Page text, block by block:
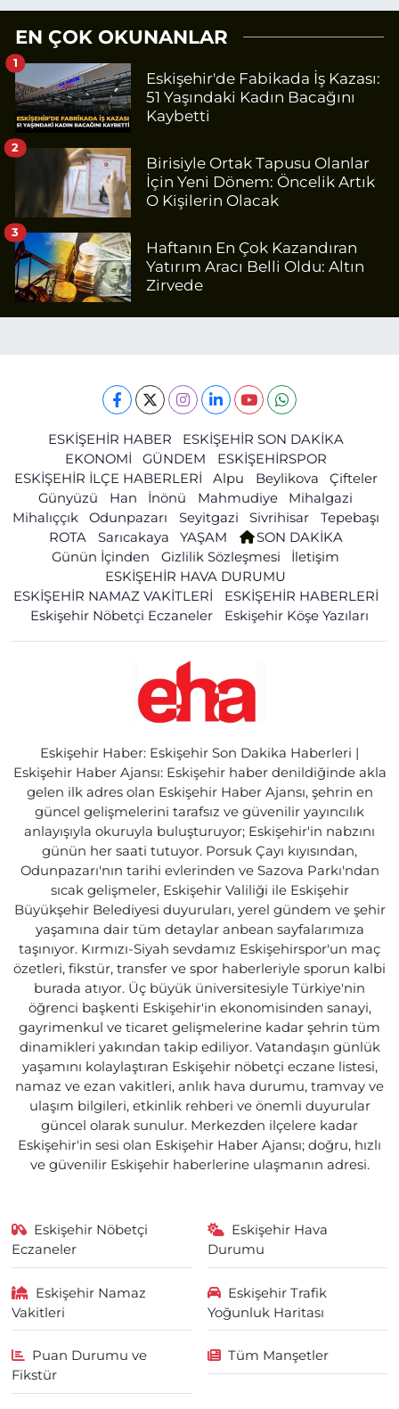
EN ÇOK OKUNANLAR
Eskişehir'de Fabikada İş Kazası:
51 Yaşındaki Kadın Bacağını
Kaybetti
1
Birisiyle Ortak Tapusu Olanlar
İçin Yeni Dönem: Öncelik Artık
O Kişilerin Olacak
2
Haftanın En Çok Kazandıran
Yatırım Aracı Belli Oldu: Altın
Zirvede
3
ESKİŞEHİR HABER
ESKİŞEHİR SON DAKİKA
EKONOMİ
GÜNDEM
ESKİŞEHİRSPOR
ESKİŞEHİR İLÇE HABERLERİ
Alpu Beylikova
Çifteler
Günyüzü
Han İnönü Mahmudiye
Mihalgazi
Mihalıççık
Odunpazarı Seyitgazi Sivrihisar
Tepebaşı
ROTA
Sarıcakaya YAŞAM
SON DAKİKA
Günün İçinden
Gizlilik Sözleşmesi
İletişim
ESKİŞEHİR HAVA DURUMU
ESKİŞEHİR NAMAZ VAKİTLERİ
ESKİŞEHİR HABERLERİ
Eskişehir Nöbetçi Eczaneler
Eskişehir Köşe Yazıları
Eskişehir Haber: Eskişehir Son Dakika Haberleri |
Eskişehir Haber Ajansı: Eskişehir haber denildiğinde akla
gelen ilk adres olan Eskişehir Haber Ajansı, şehrin en
güncel gelişmelerini tarafsız ve güvenilir yayıncılık
anlayışıyla okuruyla buluşturuyor; Eskişehir'in nabzını
günün her saati tutuyor. Porsuk Çayı kıyısından,
Odunpazarı'nın tarihi evlerinden ve Sazova Parkı'ndan
sıcak gelişmeler, Eskişehir Valiliği ile Eskişehir
Büyükşehir Belediyesi duyuruları, yerel gündem ve şehir
yaşamına dair tüm detaylar anbean sayfalarımıza
taşınıyor. Kırmızı-Siyah sevdamız Eskişehirspor'un maç
özetleri, fikstür, transfer ve spor haberleriyle sporun kalbi
burada atıyor. Üç büyük üniversitesiyle Türkiye'nin
öğrenci başkenti Eskişehir'in ekonomisinden sanayi,
gayrimenkul ve ticaret gelişmelerine kadar şehrin tüm
dinamikleri yakından takip ediliyor. Vatandaşın günlük
yaşamını kolaylaştıran Eskişehir nöbetçi eczane listesi,
namaz ve ezan vakitleri, anlık hava durumu, tramvay ve
ulaşım bilgileri, etkinlik rehberi ve önemli duyurular
güncel olarak sunulur. Merkezden ilçelere kadar
Eskişehir'in sesi olan Eskişehir Haber Ajansı; doğru, hızlı
ve güvenilir Eskişehir haberlerine ulaşmanın adresi.
Eskişehir Nöbetçi
Eczaneler
Eskişehir Hava
Durumu
Eskişehir Namaz
Vakitleri
Eskişehir Trafik
Yoğunluk Haritası
Puan Durumu ve
Fikstür
Tüm Manşetler